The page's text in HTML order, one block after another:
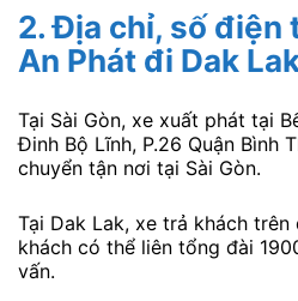
2. Địa chỉ, số điện
An Phát đi Dak
Tại Sài Gòn, xe xuất phát tại
Đinh Bộ Lĩnh, P.26 Quận Bình
chuyển tận nơi tại Sài Gòn.
Tại Dak Lak, xe trả khách trên
khách có thể liên tổng đài
vấn.